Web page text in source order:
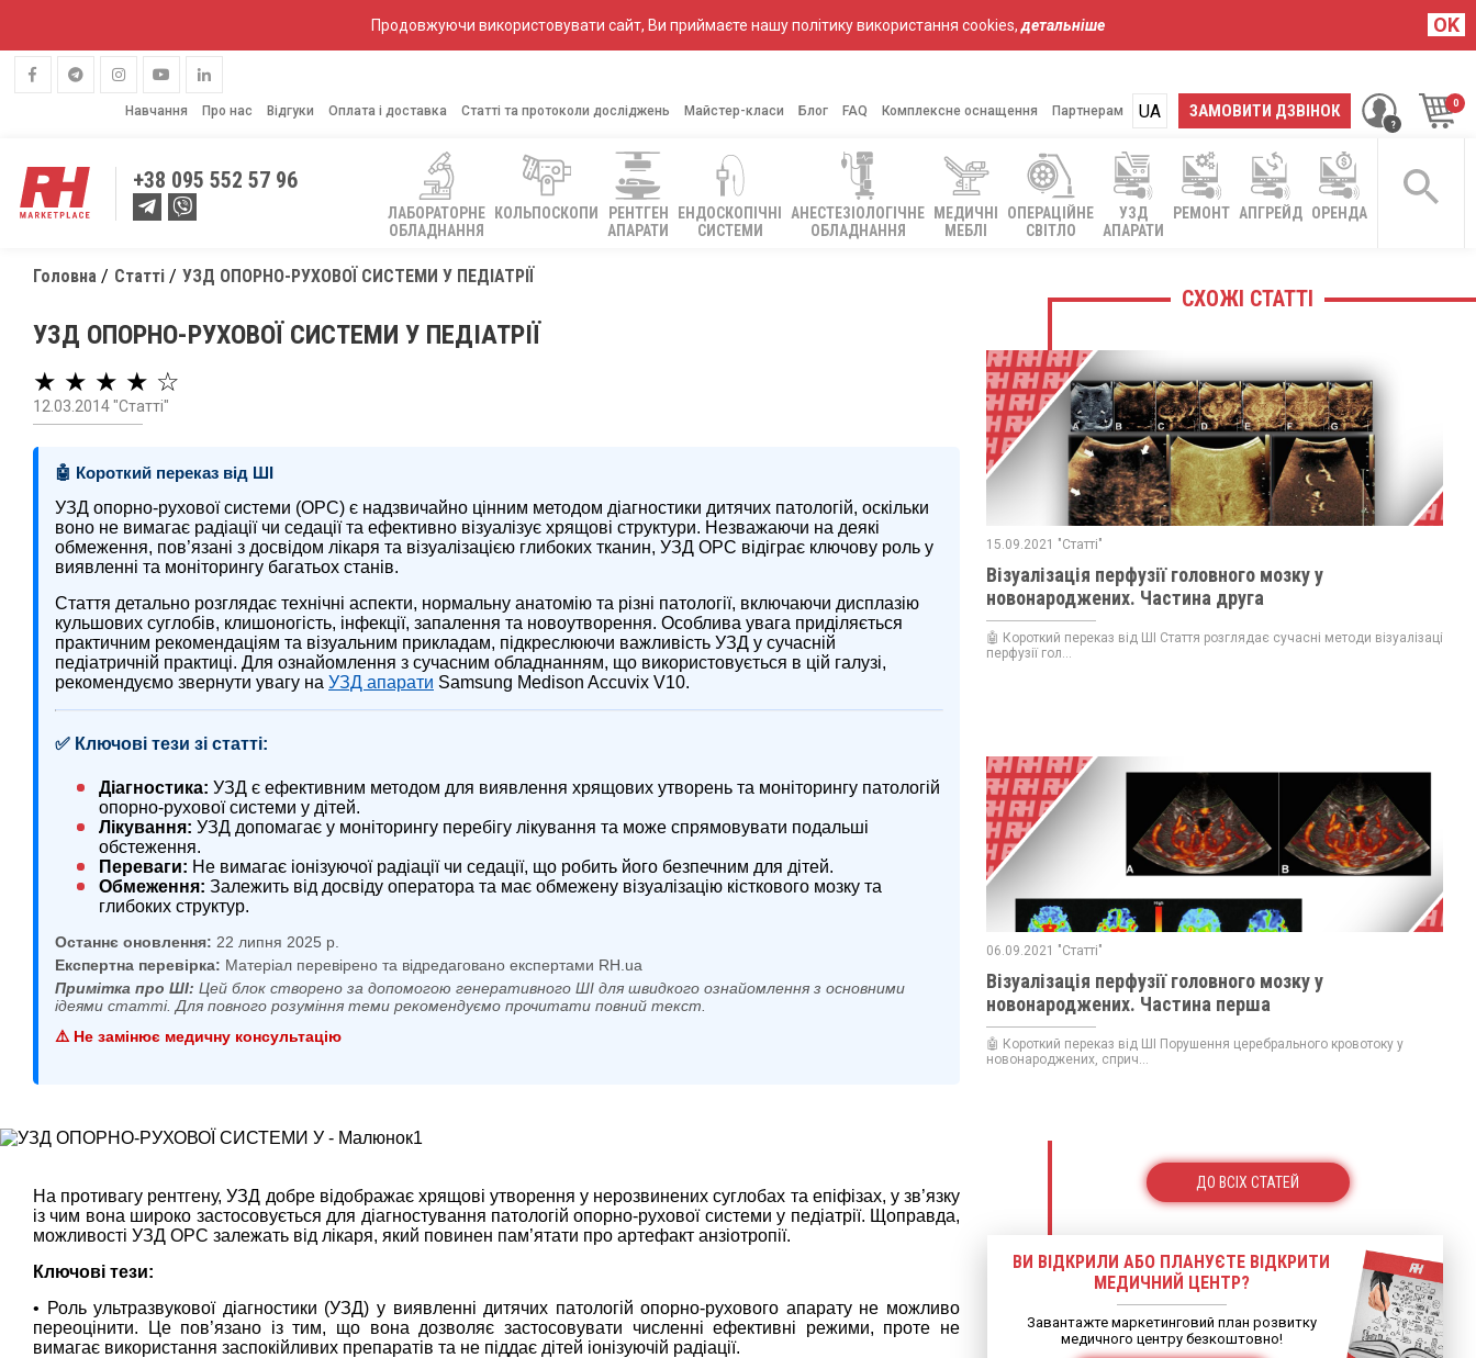
Продовжуючи використовувати сайт, Ви приймаєте нашу політику використання cookies,детальніше OK
Навчання Про нас Відгуки Оплата і доставка Статті та протоколи досліджень Майстер-класи Блог FAQ Комплексне оснащення Партнерам ЗАМОВИТИ ДЗВІНОК
UA
RU
+38 095 552 57 96
ЛАБОРАТОРНЕ
ОБЛАДНАННЯ
КОЛЬПОСКОПИ
РЕНТГЕН
АПАРАТИ
ЕНДОСКОПІЧНІ
СИСТЕМИ
АНЕСТЕЗІОЛОГІЧНЕ
ОБЛАДНАННЯ
МЕДИЧНІ
МЕБЛІ
ОПЕРАЦІЙНЕ
СВІТЛО
УЗД
АПАРАТИ
РЕМОНТ АПГРЕЙД ОРЕНДА
Головна Статті УЗД ОПОРНО-РУХОВОЇ СИСТЕМИ У ПЕДІАТРІЇ
УЗД ОПОРНО-РУХОВОЇ СИСТЕМИ У ПЕДІАТРІЇ
★ ★ ★ ★ ☆
12.03.2014 "Статті"
🤖 Короткий переказ від ШІ
УЗД опорно-рухової системи (ОРС) є надзвичайно цінним методом діагностики дитячих патологій, оскільки
воно не вимагає радіації чи седації та ефективно візуалізує хрящові структури. Незважаючи на деякі
обмеження, пов’язані з досвідом лікаря та візуалізацією глибоких тканин, УЗД ОРС відіграє ключову роль у
виявленні та моніторингу багатьох станів.
Стаття детально розглядає технічні аспекти, нормальну анатомію та різні патології, включаючи дисплазію
кульшових суглобів, клишоногість, інфекції, запалення та новоутворення. Особлива увага приділяється
практичним рекомендаціям та візуальним прикладам, підкреслюючи важливість УЗД у сучасній
педіатричній практиці. Для ознайомлення з сучасним обладнанням, що використовується в цій галузі,
рекомендуємо звернути увагу на УЗД апарати Samsung Medison Accuvix V10.
✅ Ключові тези зі статті:
Діагностика: УЗД є ефективним методом для виявлення хрящових утворень та моніторингу патологій
опорно-рухової системи у дітей.
Лікування: УЗД допомагає у моніторингу перебігу лікування та може спрямовувати подальші
обстеження.
Переваги: Не вимагає іонізуючої радіації чи седації, що робить його безпечним для дітей.
Обмеження: Залежить від досвіду оператора та має обмежену візуалізацію кісткового мозку та
глибоких структур.
Останнє оновлення: 22 липня 2025 р.
Експертна перевірка: Матеріал перевірено та відредаговано експертами RH.ua
Примітка про ШІ: Цей блок створено за допомогою генеративного ШІ для швидкого ознайомлення з основними
ідеями статті. Для повного розуміння теми рекомендуємо прочитати повний текст.
⚠️ Не замінює медичну консультацію
На противагу рентгену, УЗД добре відображає хрящові утворення у нерозвинених суглобах та епіфізах, у зв’язку
із чим вона широко застосовується для діагностування патологій опорно-рухової системи у педіатрії. Щоправда,
можливості УЗД ОРС залежать від лікаря, який повинен пам’ятати про артефакт анзіотропії.
Ключові тези:
• Роль ультразвукової діагностики (УЗД) у виявленні дитячих патологій опорно-рухового апарату не можливо
переоцінити. Це пов’язано із тим, що вона дозволяє застосовувати численні ефективні режими, проте не
вимагає використання заспокійливих препаратів та не піддає дітей іонізуючій радіації.
СХОЖІ СТАТТІ
15.09.2021 "Статті"
Візуалізація перфузії головного мозку у
новонароджених. Частина друга
🤖 Короткий переказ від ШІ Стаття розглядає сучасні методи візуалізації
перфузії гол...
06.09.2021 "Статті"
Візуалізація перфузії головного мозку у
новонароджених. Частина перша
🤖 Короткий переказ від ШІ Порушення церебрального кровотоку у
новонароджених, сприч...
ДО ВСІХ СТАТЕЙ
ВИ ВІДКРИЛИ АБО ПЛАНУЄТЕ ВІДКРИТИ
МЕДИЧНИЙ ЦЕНТР?
Завантажте маркетинговий план розвитку
медичного центру безкоштовно!